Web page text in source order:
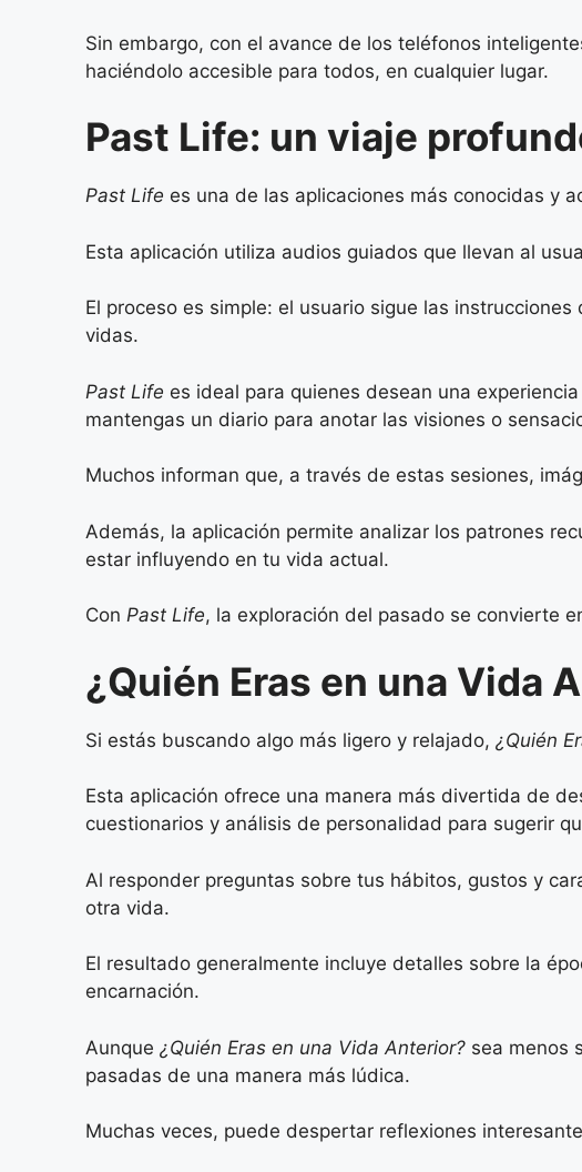
Sin embargo, con el avance de los teléfonos
haciéndolo accesible para todos, en cualquier lugar.
Past Life: un viaje
Past Life es una de las aplicaciones más conocidas y
Esta aplicación utiliza audios guiados que llevan al
El proceso es simple: el usuario sigue las
vidas.
Past Life es ideal para quienes desean una
mantengas un diario para anotar las visiones o
Muchos informan que, a través de estas sesiones,
Además, la aplicación permite analizar los patrones
estar influyendo en tu vida actual.
Con Past Life, la exploración del pasado se convierte
¿Quién Eras en una Vida
Si estás buscando algo más ligero y relajado, ¿Quién
Esta aplicación ofrece una manera más divertida de
cuestionarios y análisis de personalidad para sugerir
Al responder preguntas sobre tus hábitos, gustos y
otra vida.
El resultado generalmente incluye detalles sobre la
encarnación.
Aunque ¿Quién Eras en una Vida Anterior? sea menos
pasadas de una manera más lúdica.
Muchas veces, puede despertar reflexiones